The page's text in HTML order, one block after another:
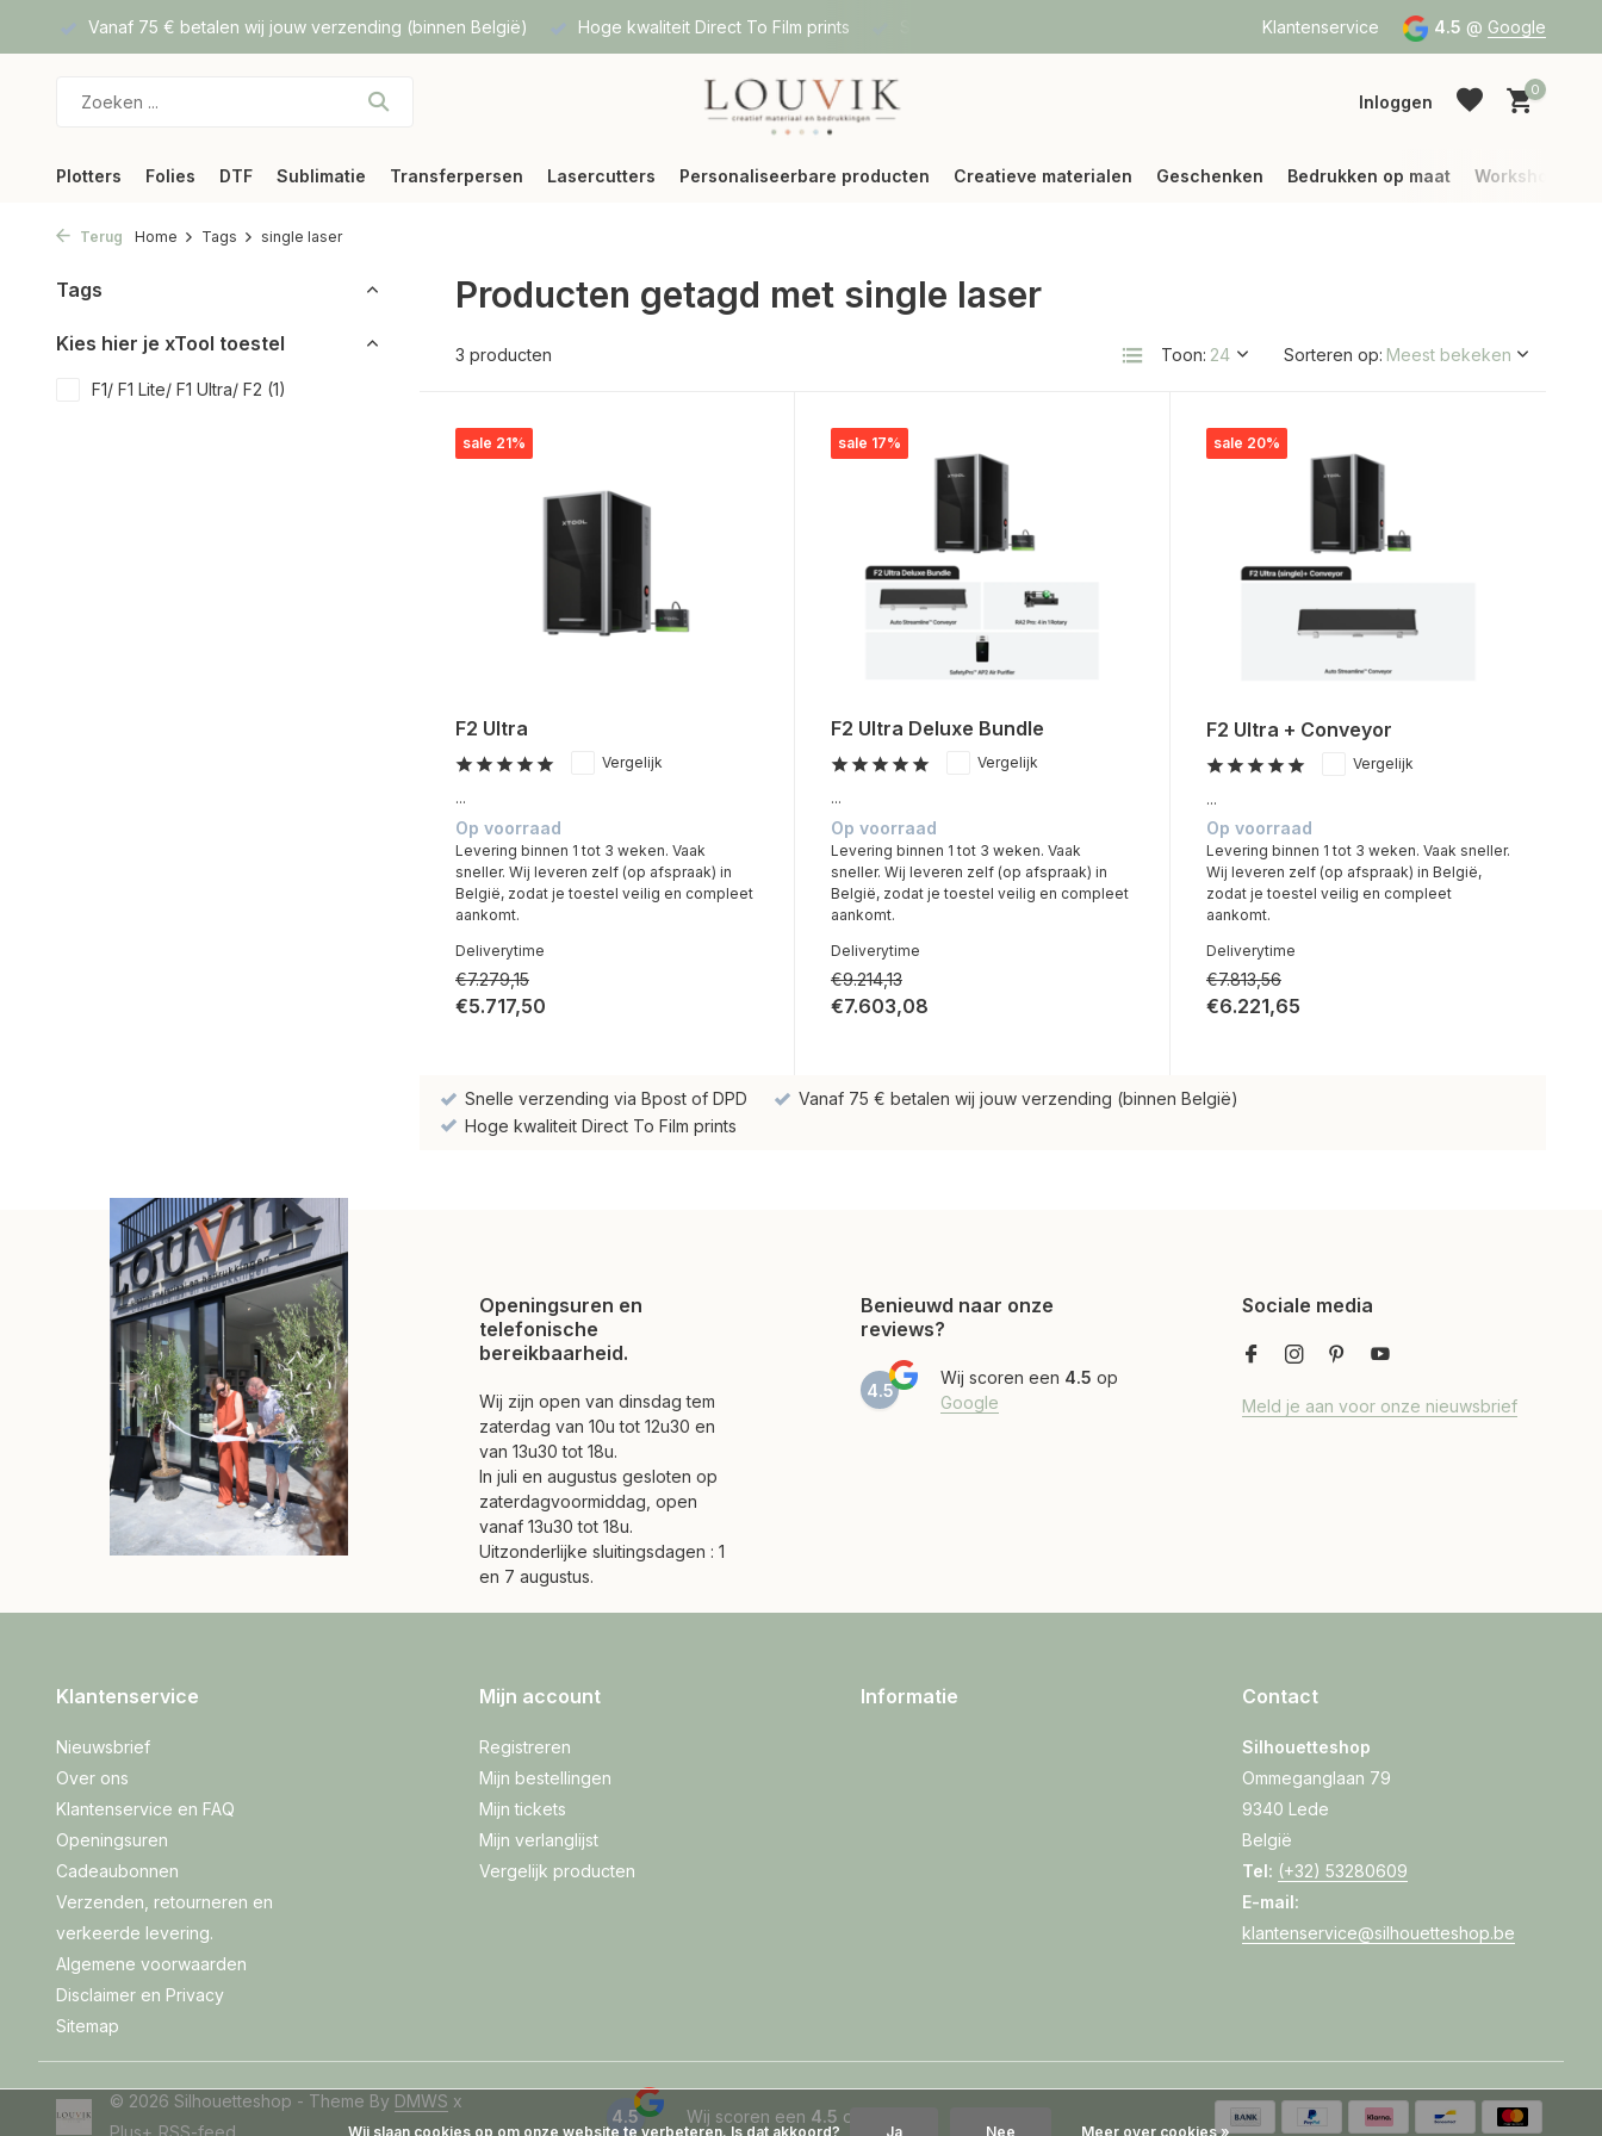
Vanaf 75 € betalen wij jouw verzending (binnen België) Hoge kwaliteit Direct To Film prints Vanaf 75 € betalen wij jouw verzending
Klantenservice 4.5 @ Google
Inloggen
0
Plotters Folies DTF Sublimatie Transferpersen Lasercutters Personaliseerbare producten Creatieve materialen Geschenken Bedrukken op maat Workshops
Terug Home Tags single laser
Tags
Kies hier je xTool toestel
F1/ F1 Lite/ F1 Ultra/ F2 (1)
Producten getagd met single laser
3 producten Toon: Sorteren op:
sale 21%
F2 Ultra
Vergelijk
...
Op voorraad
Levering binnen 1 tot 3 weken. Vaak
sneller. Wij leveren zelf (op afspraak) in
België, zodat je toestel veilig en compleet
aankomt.
Deliverytime
€7.279,15
€5.717,50
sale 17%
F2 Ultra Deluxe Bundle
Vergelijk
...
Op voorraad
Levering binnen 1 tot 3 weken. Vaak
sneller. Wij leveren zelf (op afspraak) in
België, zodat je toestel veilig en compleet
aankomt.
Deliverytime
€9.214,13
€7.603,08
sale 20%
F2 Ultra + Conveyor
Vergelijk
...
Op voorraad
Levering binnen 1 tot 3 weken. Vaak sneller.
Wij leveren zelf (op afspraak) in België,
zodat je toestel veilig en compleet
aankomt.
Deliverytime
€7.813,56
€6.221,65
Snelle verzending via Bpost of DPD
Vanaf 75 € betalen wij jouw verzending (binnen België)
Hoge kwaliteit Direct To Film prints
Openingsuren en
telefonische
bereikbaarheid.
Wij zijn open van dinsdag tem
zaterdag van 10u tot 12u30 en
van 13u30 tot 18u.
In juli en augustus gesloten op
zaterdagvoormiddag, open
vanaf 13u30 tot 18u.
Uitzonderlijke sluitingsdagen : 1
en 7 augustus.
Benieuwd naar onze
reviews?
4.5
Wij scoren een 4.5 op
Google
Sociale media
Meld je aan voor onze nieuwsbrief
Klantenservice
Nieuwsbrief
Over ons
Klantenservice en FAQ
Openingsuren
Cadeaubonnen
Verzenden, retourneren en
verkeerde levering.
Algemene voorwaarden
Disclaimer en Privacy
Sitemap
Mijn account
Registreren
Mijn bestellingen
Mijn tickets
Mijn verlanglijst
Vergelijk producten
Informatie Contact
Silhouetteshop
Ommeganglaan 79
9340 Lede
België
Tel: (+32) 53280609
E-mail:
klantenservice@silhouetteshop.be
© 2026 Silhouetteshop - Theme By DMWS x
4.5 Wij scoren een 4.5 op
Wij slaan cookies op om onze website te verbeteren. Is dat akkoord? Ja Nee Meer over cookies »